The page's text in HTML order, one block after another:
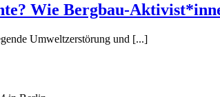
Wie Bergbau-
Umweltzerstörung und [...]